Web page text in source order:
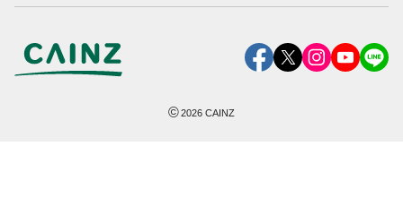
©2026 CAINZ